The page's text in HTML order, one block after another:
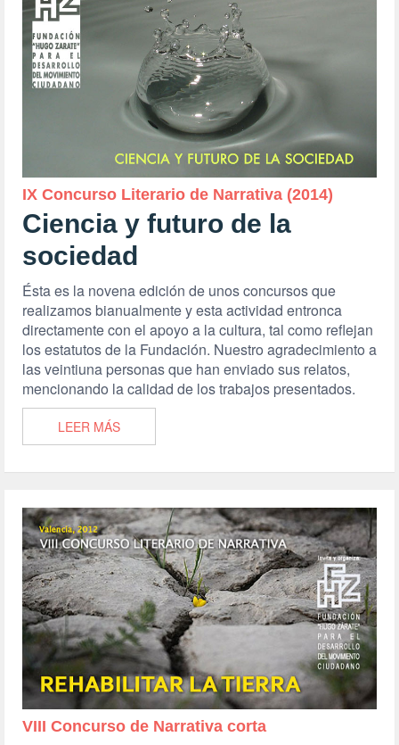
IX Concurso Literario de Narrativa (2014)
Ciencia y futuro de la
sociedad
Ésta es la novena edición de unos concursos que
realizamos bianualmente y esta actividad entronca
directamente con el apoyo a la cultura, tal como reflejan
los estatutos de la Fundación. Nuestro agradecimiento a
las veintiuna personas que han enviado sus relatos,
mencionando la calidad de los trabajos presentados.
LEER MÁS
VIII Concurso de Narrativa corta